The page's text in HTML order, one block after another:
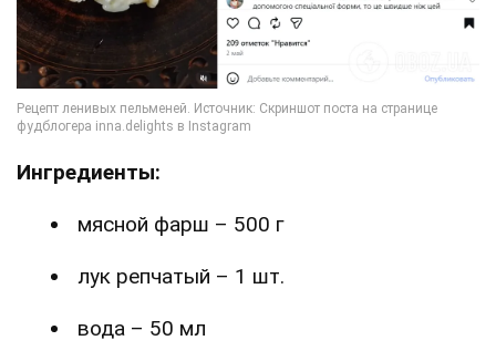
Ингредиенты:
мясной фарш – 500 г
лук репчатый – 1 шт.
вода – 50 мл